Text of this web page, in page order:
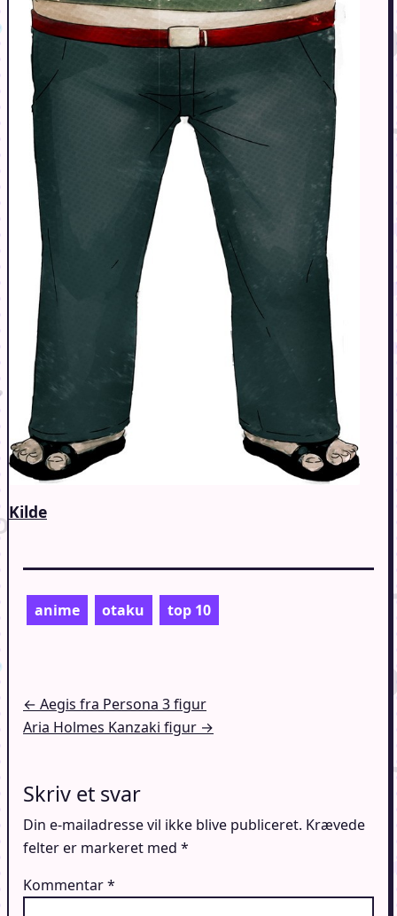
Kilde
anime otaku top 10
Indlægsnavigation
← Aegis fra Persona 3 figur
Aria Holmes Kanzaki figur →
Skriv et svar
Din e-mailadresse vil ikke blive publiceret. Krævede
felter er markeret med *
Kommentar*